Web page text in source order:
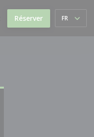
Réserver FR